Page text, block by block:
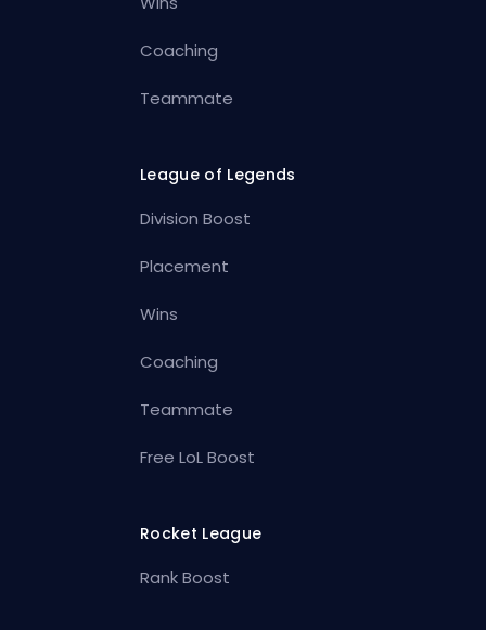
Coaching
Teammate
League of Legends
Division Boost
Placement
Wins
Coaching
Teammate
Free LoL Boost
Rocket League
Rank Boost